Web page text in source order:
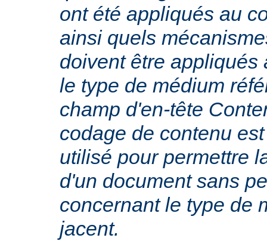
ont été appliqués au
ainsi quels
doivent être appliqués
le type de médium
champ d'en-tête
codage de contenu
utilisé pour permettre
d'un document sans
concernant le type de
jacent.